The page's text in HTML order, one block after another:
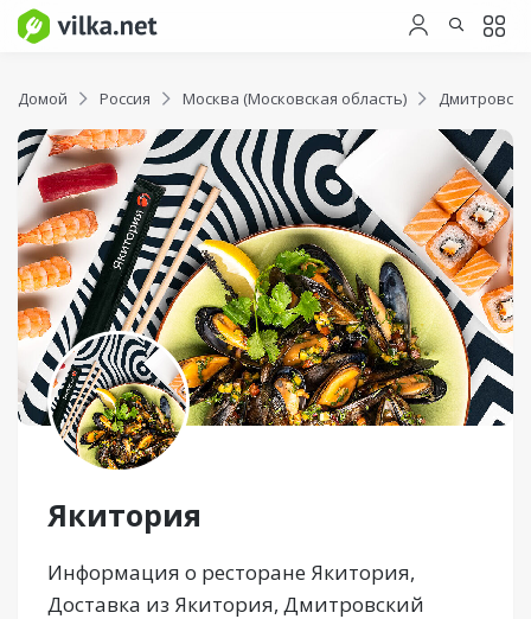
Домой Россия Москва (Московская область)
Якитория
Информация о ресторане Якитория,
Доставка из Якитория, Дмитровский